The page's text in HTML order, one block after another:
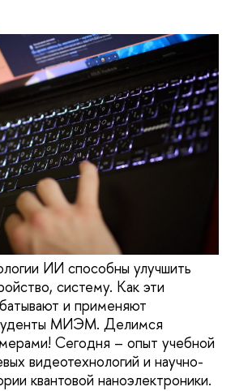
ИИ способны улучшить
систему. Как эти
и применяют
МИЭМ. Делимся
Сегодня – опыт учебной
видеотехнологий и научно-
квантовой наноэлектроники.